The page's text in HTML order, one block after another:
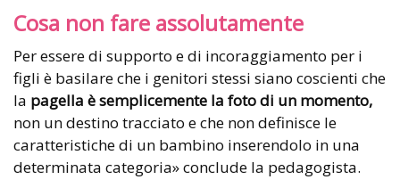
Cosa non fare assolutamente
Per essere di supporto e di incoraggiamento per i
figli è basilare che i genitori stessi siano coscienti che
la pagella è semplicemente la foto di un momento,
non un destino tracciato e che non definisce le
caratteristiche di un bambino inserendolo in una
determinata categoria» conclude la pedagogista.